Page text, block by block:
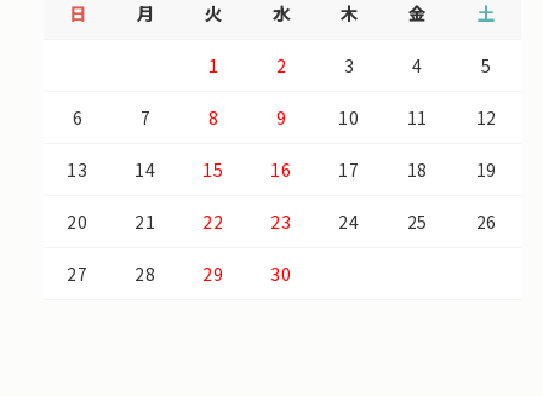
日 月 火 水 木 金 土
1 2 3 4 5
6 7 8 9 10 11 12
13 14 15 16 17 18 19
20 21 22 23 24 25 26
27 28 29 30